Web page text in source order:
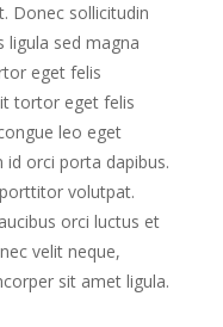
Donec sollicitudin
ligula sed magna
eget felis
tortor eget felis
leo eget
id orci porta dapibus.
volutpat.
orci luctus et
velit neque,
sit amet ligula.